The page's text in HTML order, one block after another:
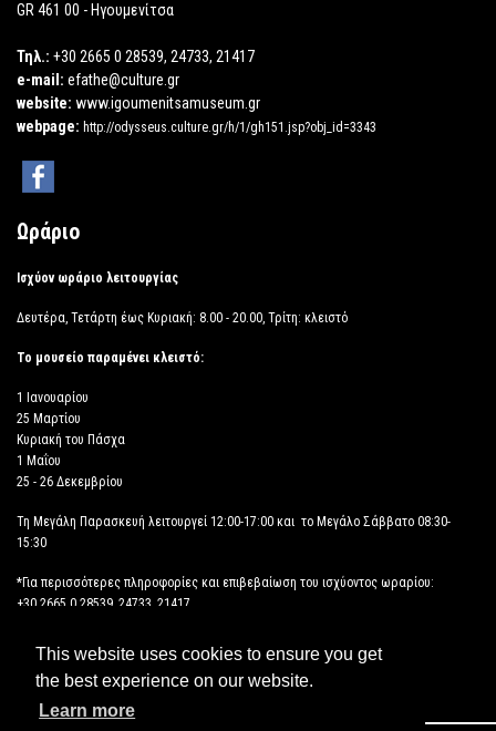
This website uses cookies to ensure you get
the best experience on our website.
Learn more
GR 461 00 - Ηγουμενίτσα
Τηλ.: +30 2665 0 28539, 24733, 21417
e-mail: efathe@culture.gr
website: www.igoumenitsamuseum.gr
webpage: http://odysseus.culture.gr/h/1/gh151.jsp?obj_id=3343
Ωράριο
Ισχύον ωράριο λειτουργίας
Δευτέρα, Τετάρτη έως Κυριακή: 8.00 - 20.00, Τρίτη: κλειστό
Το μουσείο παραμένει κλειστό:
1 Ιανουαρίου
25 Μαρτίου
Κυριακή του Πάσχα
1 Μαΐου
25 - 26 Δεκεμβρίου
Τη Μεγάλη Παρασκευή λειτουργεί 12:00-17:00 και το Μεγάλο Σάββατο 08:30-
15:30
*Για περισσότερες πληροφορίες και επιβεβαίωση του ισχύοντος ωραρίου:
+30 2665 0 28539, 24733, 21417
ΔΗΛΩΣΗ ΠΡΟΣΒΑΣΙΜΟΤΗΤΑΣ